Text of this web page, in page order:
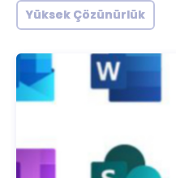
Yüksek Çözünürlük